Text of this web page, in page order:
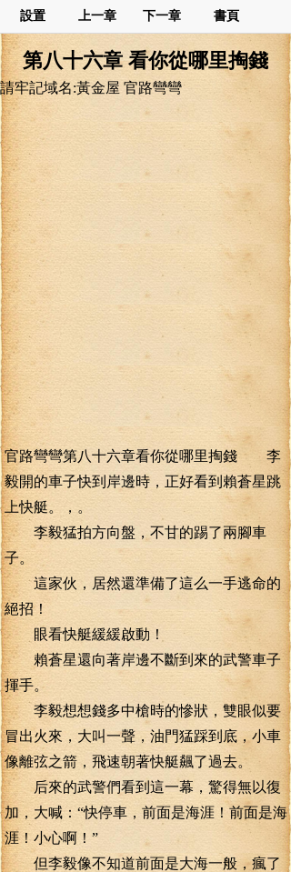
設置 上一章 下一章 書頁
第八十六章 看你從哪里掏錢
請牢記域名:黃金屋 官路彎彎
官路彎彎第八十六章看你從哪里掏錢 李
毅開的車子快到岸邊時，正好看到賴蒼星跳
上快艇。，。
李毅猛拍方向盤，不甘的踢了兩腳車
子。
這家伙，居然還準備了這么一手逃命的
絕招！
眼看快艇緩緩啟動！
賴蒼星還向著岸邊不斷到來的武警車子
揮手。
李毅想想錢多中槍時的慘狀，雙眼似要
冒出火來，大叫一聲，油門猛踩到底，小車
像離弦之箭，飛速朝著快艇飆了過去。
后來的武警們看到這一幕，驚得無以復
加，大喊：“快停車，前面是海涯！前面是海
涯！小心啊！”
但李毅像不知道前面是大海一般，瘋了